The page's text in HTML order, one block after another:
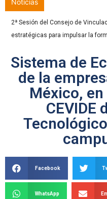
Noticias
Con orgullo y compromiso, 286
trascendental en el ITQ
Sistema de
de la
México,
CEVIDE
Facebook
WhatsApp